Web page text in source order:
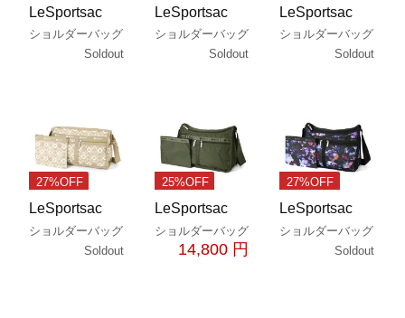
LeSportsac
ショルダーバッグ
Soldout
LeSportsac
ショルダーバッグ
Soldout
LeSportsac
ショルダーバッグ
Soldout
27%OFF
LeSportsac
ショルダーバッグ
Soldout
25%OFF
LeSportsac
ショルダーバッグ
14,800 円
27%OFF
LeSportsac
ショルダーバッグ
Soldout